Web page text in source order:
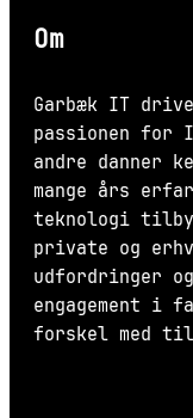
Om
Garbæk IT
passionen
andre danner
mange års
teknologi
private og
udfordringer
engagement i
forskel med til